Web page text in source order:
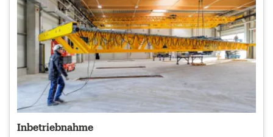
Inbetriebnahme